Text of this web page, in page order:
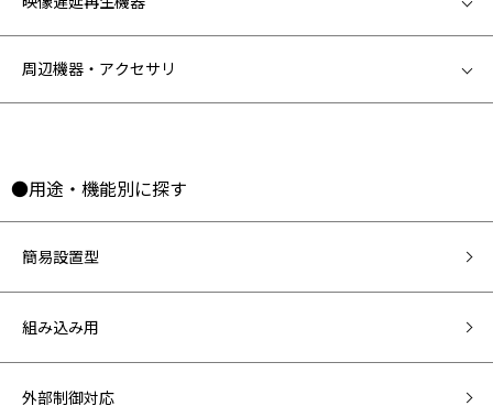
周辺機器・アクセサリ
●用途・機能別に探す
簡易設置型
組み込み用
外部制御対応